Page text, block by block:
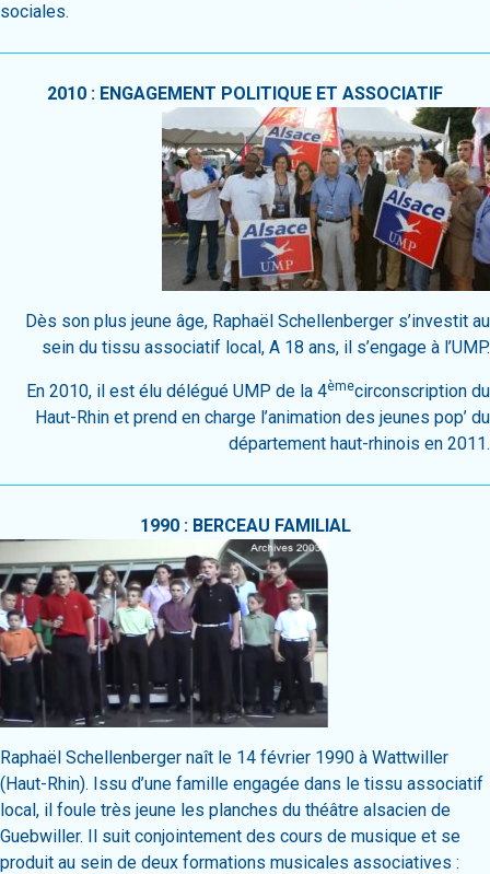
sociales.
2010 : ENGAGEMENT POLITIQUE ET ASSOCIATIF
Dès son plus jeune âge, Raphaël Schellenberger s’investit au
sein du tissu associatif local, A 18 ans, il s’engage à l’UMP.
En 2010, il est élu délégué UMP de la 4èmecirconscription du
Haut-Rhin et prend en charge l’animation des jeunes pop’ du
département haut-rhinois en 2011.
1990 : BERCEAU FAMILIAL
Raphaël Schellenberger naît le 14 février 1990 à Wattwiller
(Haut-Rhin). Issu d’une famille engagée dans le tissu associatif
local, il foule très jeune les planches du théâtre alsacien de
Guebwiller. Il suit conjointement des cours de musique et se
produit au sein de deux formations musicales associatives :